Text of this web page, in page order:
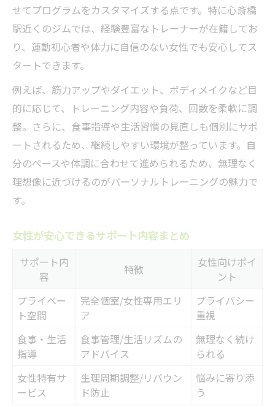
せてプログラムをカスタマイズする点です。特に心斎橋
駅近くのジムでは、経験豊富なトレーナーが在籍してお
り、運動初心者や体力に自信のない女性でも安心してス
タートできます。
例えば、筋力アップやダイエット、ボディメイクなど目
的に応じて、トレーニング内容や負荷、回数を柔軟に調
整。さらに、食事指導や生活習慣の見直しも個別にサポ
ートされるため、継続しやすい環境が整っています。自
分のペースや体調に合わせて進められるため、無理なく
理想像に近づけるのがパーソナルトレーニングの魅力で
す。
女性が安心できるサポート内容まとめ
サポート内
容
特徴
女性向けポイ
ント
プライベー
ト空間
完全個室/女性専用エリ
ア
プライバシー
重視
食事・生活
指導
食事管理/生活リズムの
アドバイス
無理なく続け
られる
女性特有サ
ービス
生理周期調整/リバウン
ド防止
悩みに寄り添
う